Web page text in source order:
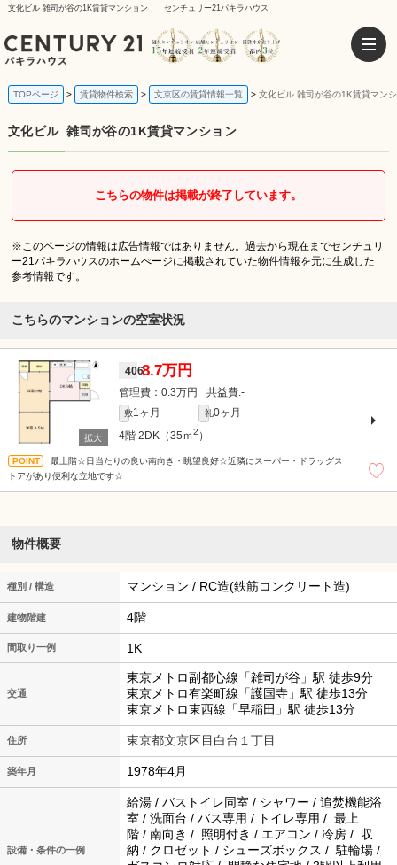
文化ビル 雑司が谷の1K賃貸マンション！｜センチュリー21パキラハウス
TOPページ 賃貸物件検索 文京区の賃貸情報一覧 文化ビル 雑司が谷の1K賃貸マン
文化ビル 雑司が谷の1K賃貸マンション
こちらの物件は掲載が終了しています。
※このページの情報は広告情報ではありません。過去から現在までセンチュリ
ー21パキラハウスのホームぺージに掲載されていた物件情報を元に生成した
参考情報です。
こちらのマンションの空室状況
4068.7万円
0.3万円 -
敷1ヶ月 礼0ヶ月
4階 2DK（35ｍ2 ）
最上階☆日当たりの良い南向き・眺望良好☆近隣にスーパー・ドラッグス
トアがあり便利な立地です☆
物件概要
種別 / 構造 マンション / RC造(鉄筋コンクリート造)
建物階建 4階
間取り一例 1K
交通
東京メトロ副都心線「雑司が谷」駅 徒歩9分
東京メトロ有楽町線「護国寺」駅 徒歩13分
東京メトロ東西線「早稲田」駅 徒歩13分
住所 東京都文京区目白台１丁目
築年月 1978年4月
設備・条件の一例
給湯 / バストイレ同室 / シャワー / 追焚機能浴
室 / 洗面台 / バス専用 / トイレ専用 / 最上
階 / 南向き / 照明付き / エアコン / 冷房 / 収
納 / クロゼット / シューズボックス / 駐輪場 /